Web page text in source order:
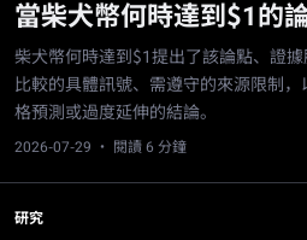
當柴犬幣何時達到$1的
柴犬幣何時達到$1提出了該論點、證
比較的具體訊號、需遵守的來源限制
格預測或過度延伸的結論。
2026-07-29 · 閱讀 6 分鐘
研究